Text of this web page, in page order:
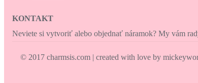
KONTAKT
Neviete si vytvoriť alebo objednať náramok? My vám
© 2017 charmsis.com | created with love by